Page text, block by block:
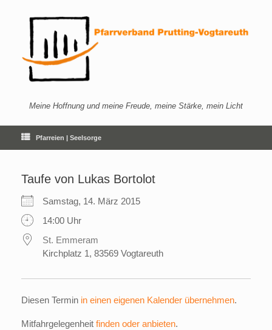
Meine Hoffnung und meine Freude, meine Stärke, mein Licht
Pfarreien | Seelsorge
Taufe von Lukas Bortolot
Samstag, 14. März 2015
14:00 Uhr
St. Emmeram
Kirchplatz 1, 83569 Vogtareuth
Diesen Termin in einen eigenen Kalender übernehmen.
Mitfahrgelegenheit finden oder anbieten.